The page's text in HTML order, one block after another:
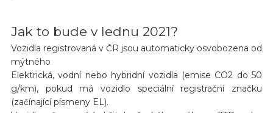
Jak to bude v lednu 2021?
Vozidla registrovaná v ČR jsou automaticky osvobozena od
mýtného
Elektrická, vodní nebo hybridní vozidla (emise CO2 do 50
g/km), pokud má vozidlo speciální registrační značku
(začínající písmeny EL).